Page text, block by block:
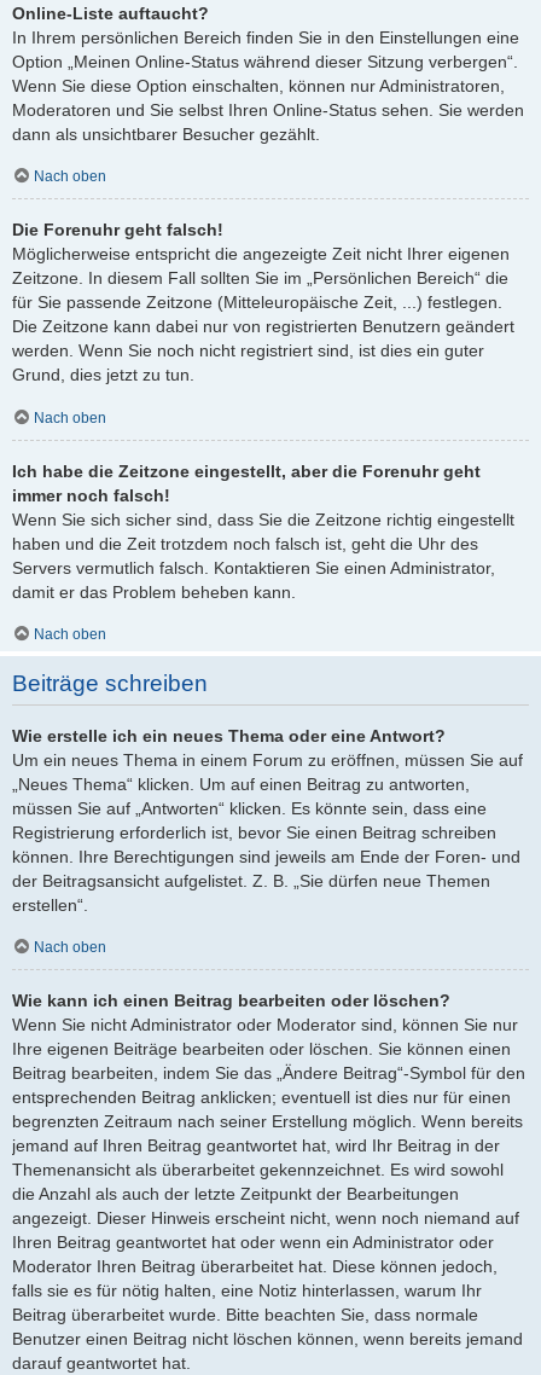
Online-Liste auftaucht?
In Ihrem persönlichen Bereich finden Sie in den Einstellungen eine
Option „Meinen Online-Status während dieser Sitzung verbergen“.
Wenn Sie diese Option einschalten, können nur Administratoren,
Moderatoren und Sie selbst Ihren Online-Status sehen. Sie werden
dann als unsichtbarer Besucher gezählt.
Nach oben
Die Forenuhr geht falsch!
Möglicherweise entspricht die angezeigte Zeit nicht Ihrer eigenen
Zeitzone. In diesem Fall sollten Sie im „Persönlichen Bereich“ die
für Sie passende Zeitzone (Mitteleuropäische Zeit, ...) festlegen.
Die Zeitzone kann dabei nur von registrierten Benutzern geändert
werden. Wenn Sie noch nicht registriert sind, ist dies ein guter
Grund, dies jetzt zu tun.
Nach oben
Ich habe die Zeitzone eingestellt, aber die Forenuhr geht
immer noch falsch!
Wenn Sie sich sicher sind, dass Sie die Zeitzone richtig eingestellt
haben und die Zeit trotzdem noch falsch ist, geht die Uhr des
Servers vermutlich falsch. Kontaktieren Sie einen Administrator,
damit er das Problem beheben kann.
Nach oben
Beiträge schreiben
Wie erstelle ich ein neues Thema oder eine Antwort?
Um ein neues Thema in einem Forum zu eröffnen, müssen Sie auf
„Neues Thema“ klicken. Um auf einen Beitrag zu antworten,
müssen Sie auf „Antworten“ klicken. Es könnte sein, dass eine
Registrierung erforderlich ist, bevor Sie einen Beitrag schreiben
können. Ihre Berechtigungen sind jeweils am Ende der Foren- und
der Beitragsansicht aufgelistet. Z. B. „Sie dürfen neue Themen
erstellen“.
Nach oben
Wie kann ich einen Beitrag bearbeiten oder löschen?
Wenn Sie nicht Administrator oder Moderator sind, können Sie nur
Ihre eigenen Beiträge bearbeiten oder löschen. Sie können einen
Beitrag bearbeiten, indem Sie das „Ändere Beitrag“-Symbol für den
entsprechenden Beitrag anklicken; eventuell ist dies nur für einen
begrenzten Zeitraum nach seiner Erstellung möglich. Wenn bereits
jemand auf Ihren Beitrag geantwortet hat, wird Ihr Beitrag in der
Themenansicht als überarbeitet gekennzeichnet. Es wird sowohl
die Anzahl als auch der letzte Zeitpunkt der Bearbeitungen
angezeigt. Dieser Hinweis erscheint nicht, wenn noch niemand auf
Ihren Beitrag geantwortet hat oder wenn ein Administrator oder
Moderator Ihren Beitrag überarbeitet hat. Diese können jedoch,
falls sie es für nötig halten, eine Notiz hinterlassen, warum Ihr
Beitrag überarbeitet wurde. Bitte beachten Sie, dass normale
Benutzer einen Beitrag nicht löschen können, wenn bereits jemand
darauf geantwortet hat.